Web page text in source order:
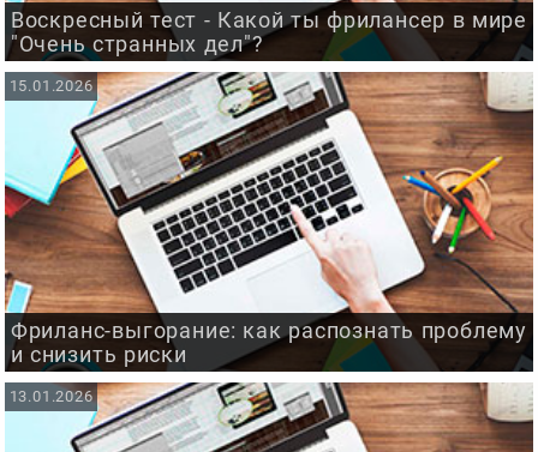
Воскресный тест - Какой ты фрилансер в мире
"Очень странных дел"?
Фриланс-выгорание: как распознать проблему
и снизить риски
15.01.2026
13.01.2026